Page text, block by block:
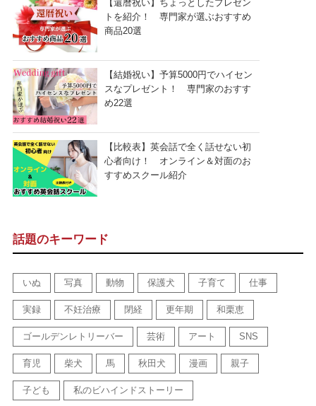
【還暦祝い】ちょっとしたプレゼン
トを紹介！ 専門家が選ぶおすすめ
商品20選
【結婚祝い】予算5000円でハイセン
スなプレゼント！ 専門家のおすす
め22選
【比較表】英会話で全く話せない初
心者向け！ オンライン＆対面のお
すすめスクール紹介
話題のキーワード
いぬ 写真 動物 保護犬 子育て 仕事
実録 不妊治療 閉経 更年期 和栗恵
ゴールデンレトリーバー 芸術 アート SNS
育児 柴犬 馬 秋田犬 漫画 親子
子ども 私のビハインドストーリー